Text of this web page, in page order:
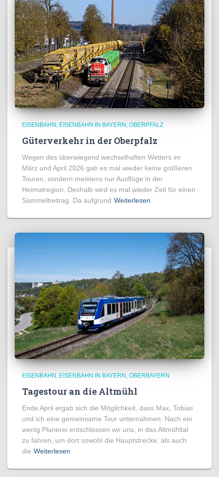
EISENBAHN EISENBAHN IN BAYERN OBERPFALZ
Güterverkehr in der Oberpfalz
Wegen des überwiegend wechselhaften Wetters im
März und April 2026 gab es mal wieder keine größeren
Touren, sondern meistens nur Ausflüge in der
Heimatregion. Deshalb wird es mal wieder Zeit für einen
Sammelbeitrag. Da aufgrund Weiterlesen
EISENBAHN EISENBAHN IN BAYERN OBERBAYERN
Tagestour an die Altmühl
Ende April ergab sich die Möglichkeit, dass Max, Tobias
und ich eine gemeinsame Tour unternahmen. Nach ein
wenig Planerei entschlossen wir uns, in das Altmühltal
zu fahren, um dort sowohl die Hauptstrecke, als auch
die Weiterlesen